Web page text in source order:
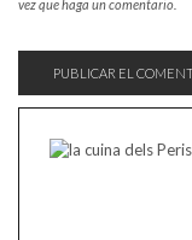
vez que haga un comentario.